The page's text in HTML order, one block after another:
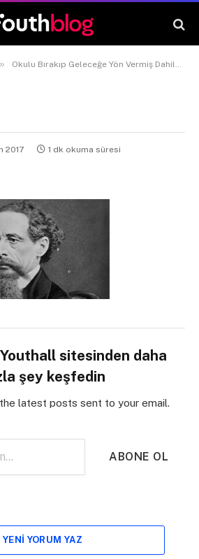
» Okulu Bırakıp Geleceğe Yön Vermiş Dahiler
2017 1 dk okuma süresi
sitesinden daha
şey keşfedin
latest posts sent to your email.
ABONE OL
YENI YORUM YAZ